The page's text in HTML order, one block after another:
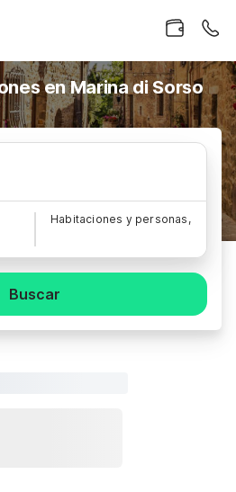
en Marina di Sorso
Habitaciones y personas,
Buscar